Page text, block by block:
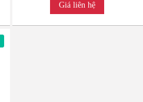
Giá liên hệ